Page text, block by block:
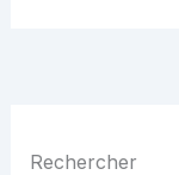
Rechercher